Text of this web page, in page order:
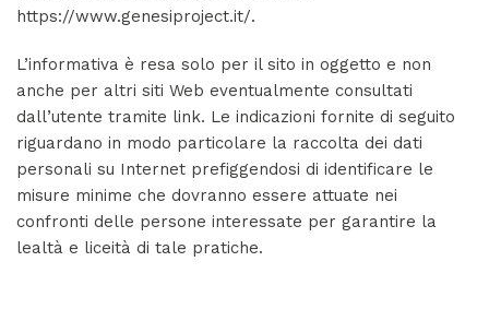
https://www.genesiproject.it/.
L’informativa è resa solo per il sito in oggetto e non
anche per altri siti Web eventualmente consultati
dall’utente tramite link. Le indicazioni fornite di seguito
riguardano in modo particolare la raccolta dei dati
personali su Internet prefiggendosi di identificare le
misure minime che dovranno essere attuate nei
confronti delle persone interessate per garantire la
lealtà e liceità di tale pratiche.